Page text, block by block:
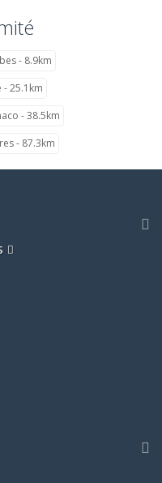
- 8.9km
- 25.1km
- 38.5km
- 87.3km